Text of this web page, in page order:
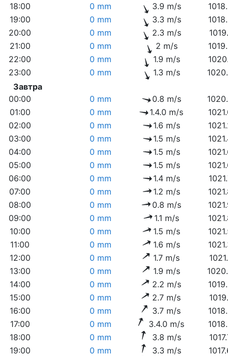
18:00
0 mm 3.9 m/s
19:00
0 mm 3.3 m/s
20:00
0 mm 2.3 m/s
21:00
0 mm 2 m/s
22:00
0 mm 1.9 m/s
23:00
0 mm 1.3 m/s
Завтра
00:00
0 mm 0.8 m/s
01:00
0 mm 1.4.0 m/s
02:00
0 mm 1.6 m/s
03:00
0 mm 1.5 m/s
04:00
0 mm 1.5 m/s
05:00
0 mm 1.5 m/s
06:00
0 mm 1.4 m/s
07:00
0 mm 1.2 m/s
08:00
0 mm 0.8 m/s
09:00
0 mm 1.1 m/s
10:00
0 mm 1.5 m/s
11:00
0 mm 1.6 m/s
12:00
0 mm 1.7 m/s
13:00
0 mm 1.9 m/s
14:00
0 mm 2.2 m/s
15:00
0 mm 2.7 m/s
16:00
0 mm 3.7 m/s
17:00
0 mm 3.4.0 m/s
18:00
0 mm 3.8 m/s
19:00
0 mm 3.3 m/s